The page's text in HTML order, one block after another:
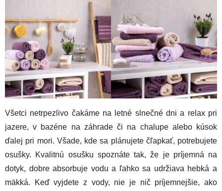
Všetci netrpezlivo čakáme na letné slnečné dni a relax pri
jazere, v bazéne na záhrade či na chalupe alebo kúsok
ďalej pri mori. Všade, kde sa plánujete čľapkať, potrebujete
osušky. Kvalitnú osušku spoznáte tak, že je príjemná na
dotyk, dobre absorbuje vodu a ľahko sa udržiava hebká a
mäkká. Keď vyjdete z vody, nie je nič príjemnejšie, ako